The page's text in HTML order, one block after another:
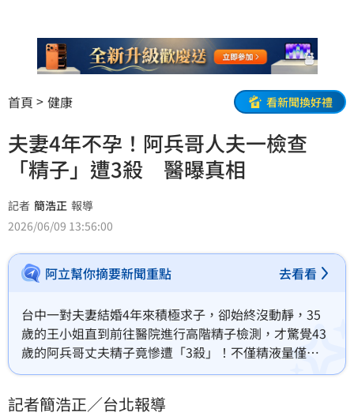
首頁 健康 看新聞換好禮
夫妻4年不孕！阿兵哥人夫一檢查
「精子」遭3殺 醫曝真相
記者 簡浩正 報導
2026/06/09 13:56:00
阿立幫你摘要新聞重點 去看看
台中一對夫妻結婚4年來積極求子，卻始終沒動靜，35
歲的王小姐直到前往醫院進行高階精子檢測，才驚覺43
歲的阿兵哥丈夫精子竟慘遭「3殺」！不僅精液量僅
0.1mL，精子游得速度慢、結合力低到僅15%，連DNA
及格。所幸後經3個月調理、改善生活飲食作息與勤運
記者簡浩正／台北報導